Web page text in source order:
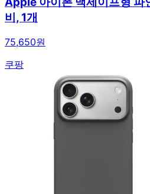
비, 1개
75,650원
쿠팡